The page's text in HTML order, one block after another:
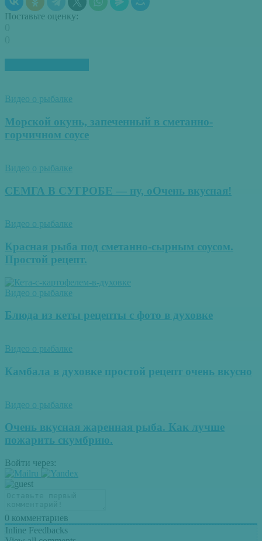
Поставьте оценку:
Видео о рыбалке
Морской окунь, запеченный в сметанно-
горчичном соусе
Видео о рыбалке
СЕМГА В СУГРОБЕ — ну, оОчень вкусная!
Видео о рыбалке
Красная рыба под сметанно-сырным соусом.
Простой рецепт.
Видео о рыбалке
Блюда из кеты рецепты с фото в духовке
Видео о рыбалке
Камбала в духовке простой рецепт очень вкусно
Видео о рыбалке
Очень вкусная жаренная рыба. Как лучше
пожарить скумбрию.
Войти через:
0 комментариев
Inline Feedbacks